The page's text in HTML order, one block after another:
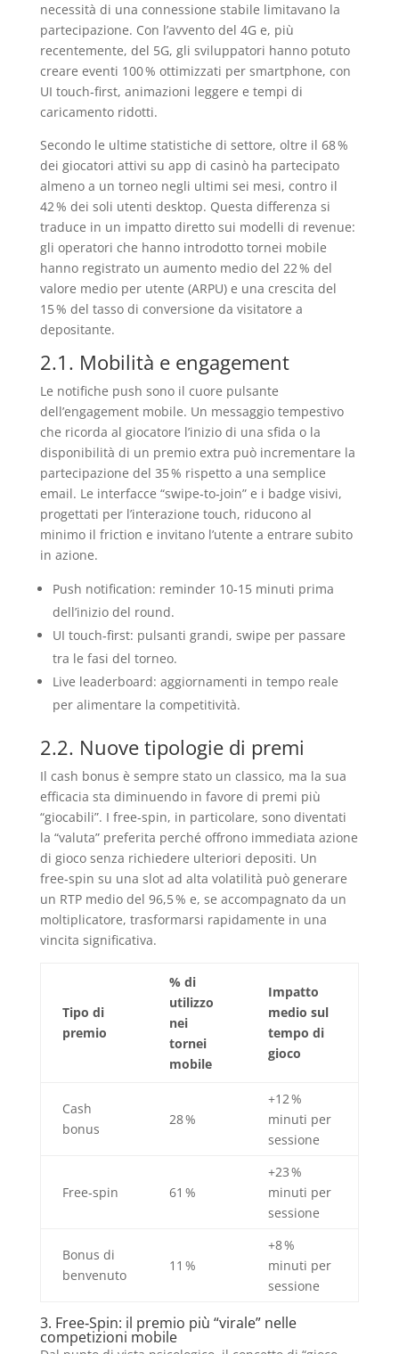
necessità di una connessione stabile limitavano la
partecipazione. Con l’avvento del 4G e, più
recentemente, del 5G, gli sviluppatori hanno potuto
creare eventi 100 % ottimizzati per smartphone, con
UI touch‑first, animazioni leggere e tempi di
caricamento ridotti.
Secondo le ultime statistiche di settore, oltre il 68 %
dei giocatori attivi su app di casinò ha partecipato
almeno a un torneo negli ultimi sei mesi, contro il
42 % dei soli utenti desktop. Questa differenza si
traduce in un impatto diretto sui modelli di revenue:
gli operatori che hanno introdotto tornei mobile
hanno registrato un aumento medio del 22 % del
valore medio per utente (ARPU) e una crescita del
15 % del tasso di conversione da visitatore a
depositante.
2.1. Mobilità e engagement
Le notifiche push sono il cuore pulsante
dell’engagement mobile. Un messaggio tempestivo
che ricorda al giocatore l’inizio di una sfida o la
disponibilità di un premio extra può incrementare la
partecipazione del 35 % rispetto a una semplice
email. Le interfacce “swipe‑to‑join” e i badge visivi,
progettati per l’interazione touch, riducono al
minimo il friction e invitano l’utente a entrare subito
in azione.
Push notification: reminder 10‑15 minuti prima
dell’inizio del round.
UI touch‑first: pulsanti grandi, swipe per passare
tra le fasi del torneo.
Live leaderboard: aggiornamenti in tempo reale
per alimentare la competitività.
2.2. Nuove tipologie di premi
Il cash bonus è sempre stato un classico, ma la sua
efficacia sta diminuendo in favore di premi più
“giocabili”. I free‑spin, in particolare, sono diventati
la “valuta” preferita perché offrono immediata azione
di gioco senza richiedere ulteriori depositi. Un
free‑spin su una slot ad alta volatilità può generare
un RTP medio del 96,5 % e, se accompagnato da un
moltiplicatore, trasformarsi rapidamente in una
vincita significativa.
Tipo di
premio
% di
utilizzo
nei
tornei
mobile
Impatto
medio sul
tempo di
gioco
Cash
bonus
28 %
+12 %
minuti per
sessione
Free‑spin 61 %
+23 %
minuti per
sessione
Bonus di
benvenuto
11 %
+8 %
minuti per
sessione
3. Free‑Spin: il premio più “virale” nelle
competizioni mobile